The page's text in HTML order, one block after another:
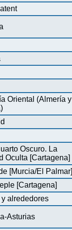
Oriental (Almería y
Oscuro. La
Oculta [Cartagena]
[Murcia/El Palmar]
[Cartagena]
y alrededores
Asturias